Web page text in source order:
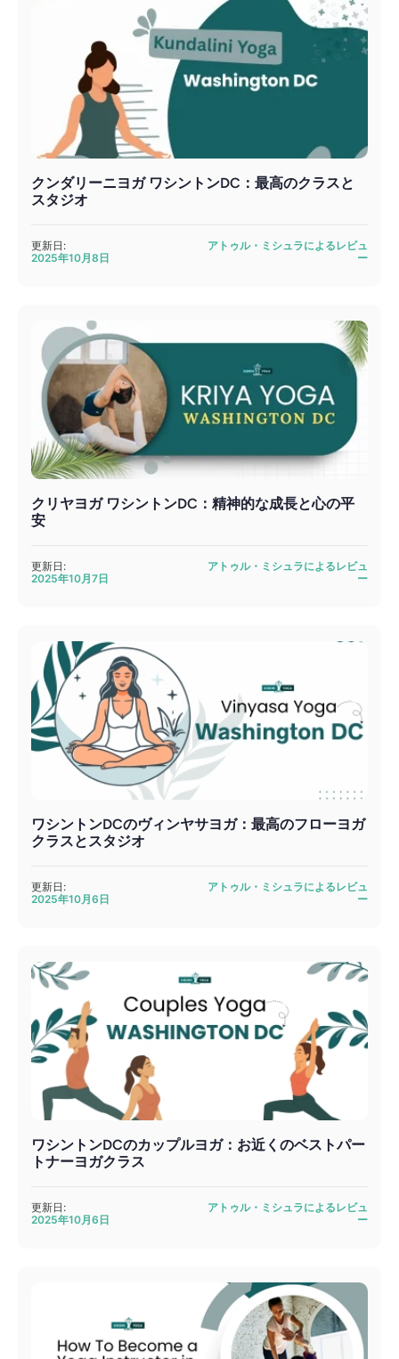
クンダリーニヨガ ワシントンDC：最高のクラスと
スタジオ
更新日:
2025年10月8日
アトゥル・ミシュラによるレビュ
ー
クリヤヨガ ワシントンDC：精神的な成長と心の平
安
更新日:
2025年10月7日
アトゥル・ミシュラによるレビュ
ー
ワシントンDCのヴィンヤサヨガ：最高のフローヨガ
クラスとスタジオ
更新日:
2025年10月6日
アトゥル・ミシュラによるレビュ
ー
ワシントンDCのカップルヨガ：お近くのベストパー
トナーヨガクラス
更新日:
2025年10月6日
アトゥル・ミシュラによるレビュ
ー